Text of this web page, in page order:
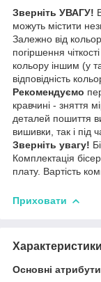
Зверніть УВАГУ!
можуть містити
Залежно від
погіршення
кольору іншим (у
відповідність
Рекомендуємо
кравчині - зняття
деталей пошиття
вишивки, так і під
Зверніть увагу!
Комплектація
плату. Вартість
Приховати
Характеристики
Основні атрибути